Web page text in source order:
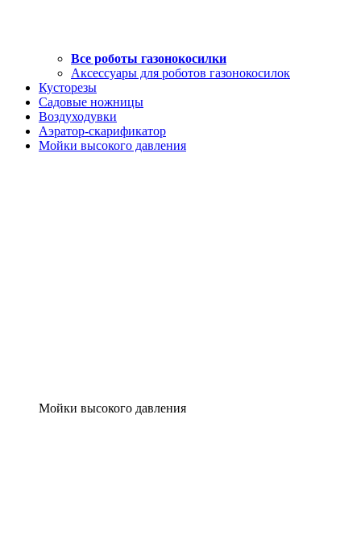
Все роботы газонокосилки
Аксессуары для роботов газонокосилок
Кусторезы
Садовые ножницы
Воздуходувки
Аэратор-скарификатор
Мойки высокого давления
Мойки высокого давления